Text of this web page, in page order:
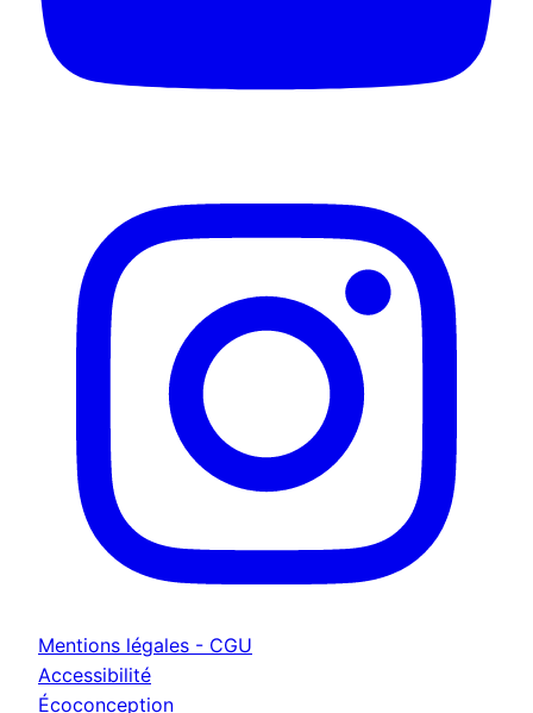
Mentions légales - CGU
Accessibilité
Écoconception